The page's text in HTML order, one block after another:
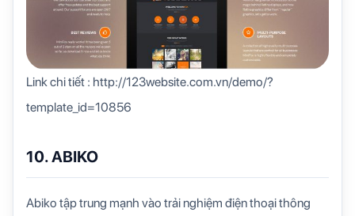
Link chi tiết : http://123website.com.vn/demo/?
template_id=10856
10. ABIKO
Abiko tập trung mạnh vào trải nghiệm điện thoại thông